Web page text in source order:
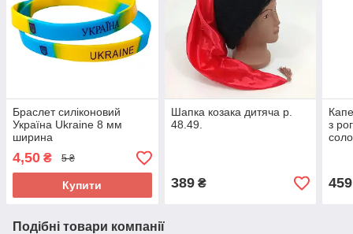
Браслет силіконовий
Україна Ukraine 8 мм
ширина
4,50 ₴ 5 ₴
Купити
Шапка козака дитяча р.
48.49.
389₴
з
459
Подібні товари компанії